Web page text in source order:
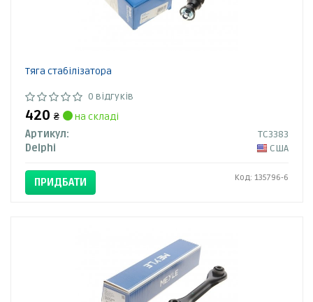
Тяга стабілізатора
0 відгуків
420 ₴
на складі
Артикул:
TC3383
Delphi
США
ПРИДБАТИ Код: 135796-6